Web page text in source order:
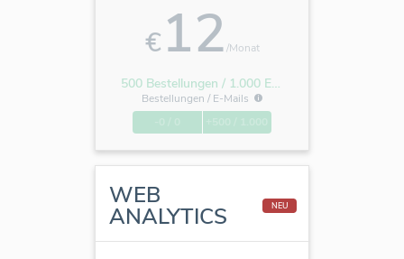
€12/Monat
500 Bestellungen / 1.000 E-Mails
Bestellungen /E-Mails
WEB
ANALYTICS NEU